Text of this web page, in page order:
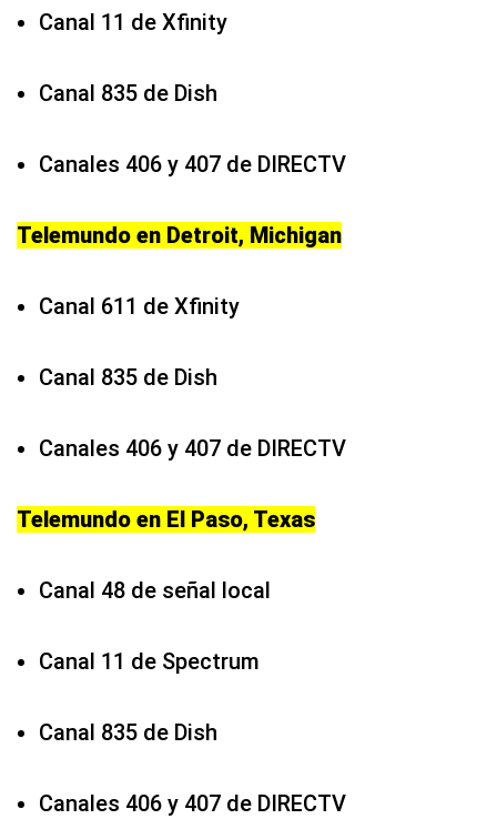
Canal 11 de Xfinity
Canal 835 de Dish
Canales 406 y 407 de DIRECTV
Telemundo en Detroit, Michigan
Canal 611 de Xfinity
Canal 835 de Dish
Canales 406 y 407 de DIRECTV
Telemundo en El Paso, Texas
Canal 48 de señal local
Canal 11 de Spectrum
Canal 835 de Dish
Canales 406 y 407 de DIRECTV